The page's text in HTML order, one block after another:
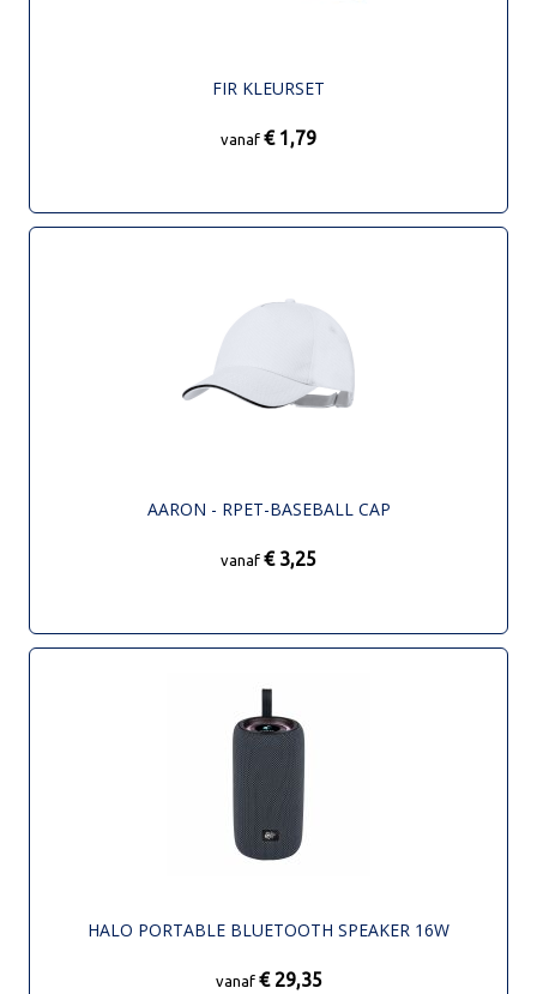
FIR KLEURSET
vanaf € 1,79
AARON - RPET-BASEBALL CAP
vanaf € 3,25
HALO PORTABLE BLUETOOTH SPEAKER 16W
vanaf € 29,35